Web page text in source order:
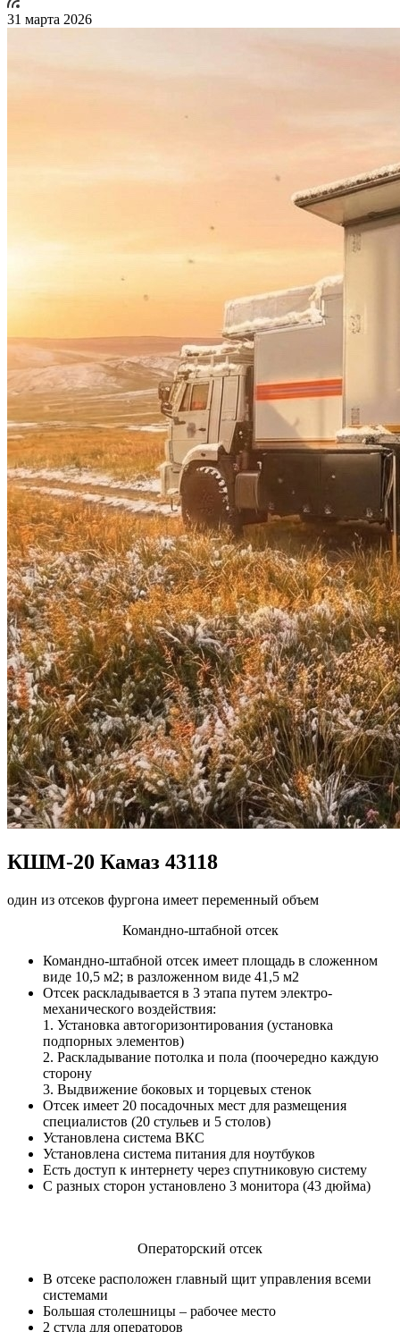
31 марта 2026
КШМ-20 Камаз 43118
один из отсеков фургона имеет переменный объем
Командно-штабной отсек
Командно-штабной отсек имеет площадь в сложенном
виде 10,5 м2; в разложенном виде 41,5 м2
Отсек раскладывается в 3 этапа путем электро-
механического воздействия:
1. Установка автогоризонтирования (установка
подпорных элементов)
2. Раскладывание потолка и пола (поочередно каждую
сторону
3. Выдвижение боковых и торцевых стенок
Отсек имеет 20 посадочных мест для размещения
специалистов (20 стульев и 5 столов)
Установлена система ВКС
Установлена система питания для ноутбуков
Есть доступ к интернету через спутниковую систему
С разных сторон установлено 3 монитора (43 дюйма)
Операторский отсек
В отсеке расположен главный щит управления всеми
системами
Большая столешницы – рабочее место
2 стула для операторов